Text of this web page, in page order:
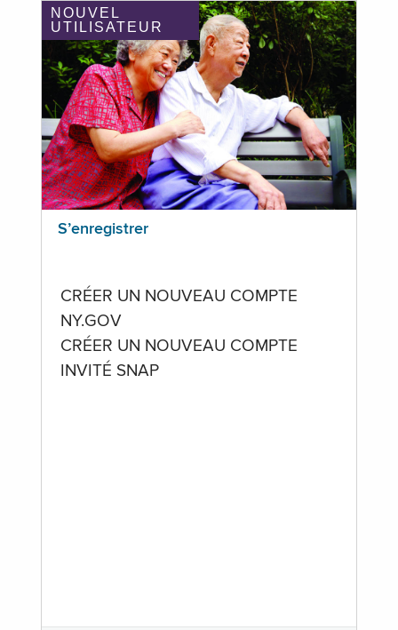
NOUVEL
UTILISATEUR
S’enregistrer
CRÉER UN NOUVEAU COMPTE
NY.GOV
CRÉER UN NOUVEAU COMPTE
INVITÉ SNAP